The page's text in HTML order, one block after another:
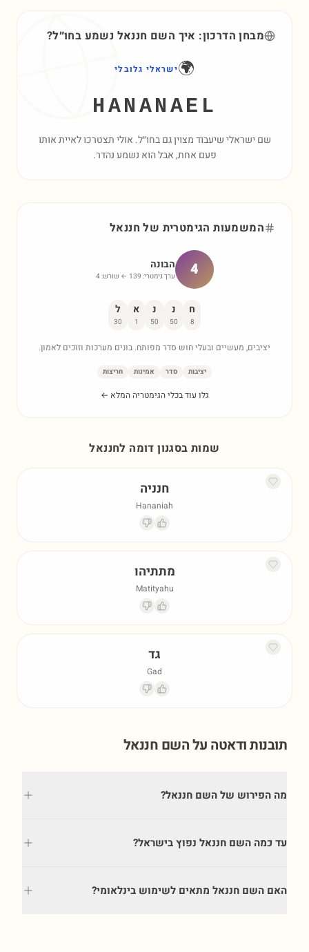
מבחן הדרכון: איך השם חננאל נשמע בחו״ל?
🌍ישראלי גלובלי
HANANAEL
שם ישראלי שיעבוד מצוין גם בחו״ל. אולי תצטרכו לאיית אותו
פעם אחת, אבל הוא נשמע נהדר.
המשמעות הגימטרית של חננאל
4 הבונה
ערך גימטרי: 139 ← שורש: 4
ח
8
נ
50
נ
50
א
1
ל
30
יציבים, מעשיים ובעלי חוש סדר מפותח. בונים מערכות וזוכים לאמון.
יציבות סדר אמינות חריצות
גלו עוד בכלי הגימטריה המלא ←
שמות בסגנון דומה לחננאל
חנניה
Hananiah
מתתיהו
Matityahu
גד
Gad
תובנות ודאטה על השם חננאל
מה הפירוש של השם חננאל?
עד כמה השם חננאל נפוץ בישראל?
האם השם חננאל מתאים לשימוש בינלאומי?